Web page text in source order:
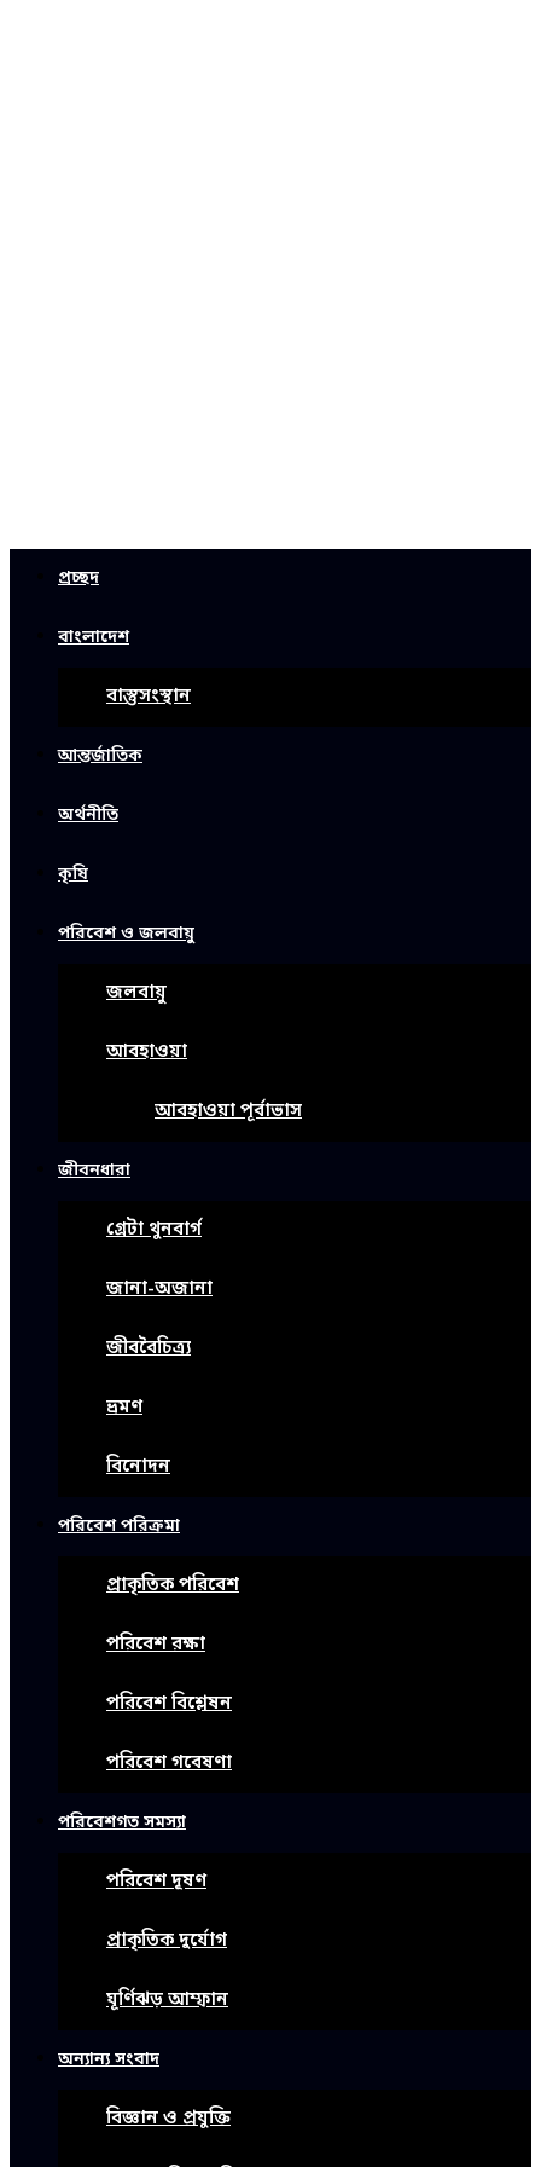
প্রচ্ছদ
বাংলাদেশ
বাস্তুসংস্থান
আন্তর্জাতিক
অর্থনীতি
কৃষি
পরিবেশ ও জলবায়ু
জলবায়ু
আবহাওয়া
আবহাওয়া পূর্বাভাস
জীবনধারা
গ্রেটা থুনবার্গ
জানা-অজানা
জীববৈচিত্র্য
ভ্রমণ
বিনোদন
পরিবেশ পরিক্রমা
প্রাকৃতিক পরিবেশ
পরিবেশ রক্ষা
পরিবেশ বিশ্লেষন
পরিবেশ গবেষণা
পরিবেশগত সমস্যা
পরিবেশ দূষণ
প্রাকৃতিক দুর্যোগ
ঘূর্ণিঝড় আম্ফান
অন্যান্য সংবাদ
বিজ্ঞান ও প্রযুক্তি